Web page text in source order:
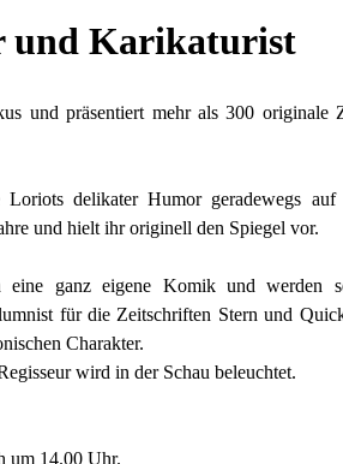
und Karikaturist
und präsentiert mehr als 300 originale
Loriots delikater Humor geradewegs auf
und hielt ihr originell den Spiegel vor.
ganz eigene Komik und werden
für die Zeitschriften Stern und
Charakter.
wird in der Schau beleuchtet.
um 14.00 Uhr.